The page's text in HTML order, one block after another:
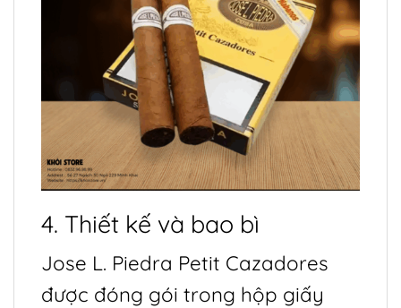
4. Thiết kế và bao bì
Jose L. Piedra Petit Cazadores
được đóng gói trong hộp giấy